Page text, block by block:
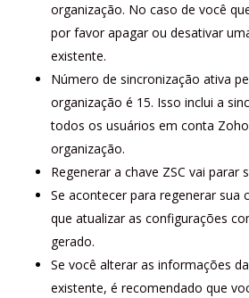
organização. No caso de você
por favor apagar ou desativar
existente.
Número de sincronização ativa
organização é 15. Isso inclui a
todos os usuários em conta
organização.
Regenerar a chave ZSC vai parar
Se acontecer para regenerar sua
que atualizar as configurações
gerado.
Se você alterar as informações
existente, é recomendado que